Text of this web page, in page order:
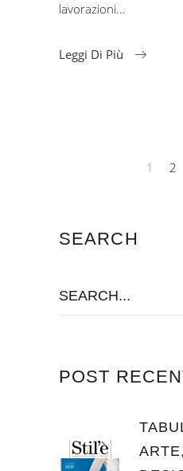
lavorazioni
Leggi Di Più
1 2
SEARCH
for:
POST